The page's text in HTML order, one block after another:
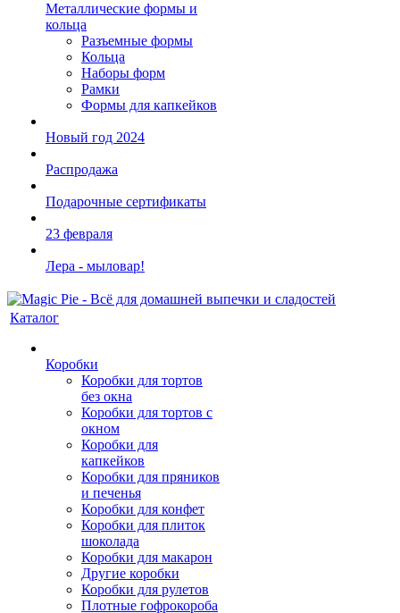
Металлические формы и
кольца
Разъемные формы
Кольца
Наборы форм
Рамки
Формы для капкейков
Новый год 2024
Распродажа
Подарочные сертификаты
23 февраля
Лера - мыловар!
Каталог
Коробки
Коробки для тортов
без окна
Коробки для тортов с
окном
Коробки для
капкейков
Коробки для пряников
и печенья
Коробки для конфет
Коробки для плиток
шоколада
Коробки для макарон
Другие коробки
Коробки для рулетов
Плотные гофрокороба